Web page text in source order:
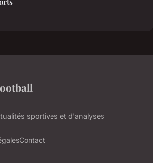
sportives et d'analyses
Contact